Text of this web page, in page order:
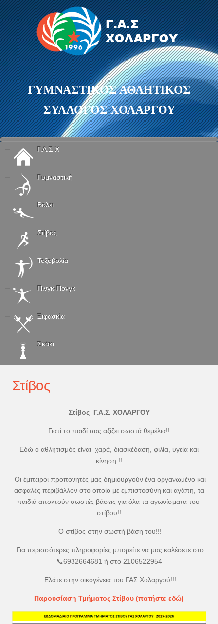
ΓΥΜΝΑΣΤΙΚΟΣ ΑΘΛΗΤΙΚΟΣ
ΣΥΛΛΟΓΟΣ ΧΟΛΑΡΓΟΥ
Γ.Α.Σ.Χ
Γυμναστική
Βόλει
Στίβος
Τοξοβολία
Πινγκ-Πονγκ
Ξιφασκία
Σκάκι
Στίβος
Στίβος Γ.Α.Σ. ΧΟΛΑΡΓΟΥ
Γιατί το παιδί σας αξίζει σωστά θεμέλια!!
Εδώ ο αθλητισμός είναι χαρά, διασκέδαση, φιλία, υγεία και
κίνηση !!
Οι έμπειροι προπονητές μας δημιουργούν ένα οργανωμένο και
ασφαλές περιβάλλον στο οποίο με εμπιστοσύνη και αγάπη, τα
παιδιά αποκτούν σωστές βάσεις για όλα τα αγωνίσματα του
στίβου!!
Ο στίβος στην σωστή βάση του!!!
Για περισσότερες πληροφορίες μπορείτε να μας καλέσετε στο
📞6932664681 ή στο 2106522954
Ελάτε στην οικογένεια του ΓΑΣ Χολαργού!!!
Παρουσίαση Τμήματος Στίβου (πατήστε εδώ)